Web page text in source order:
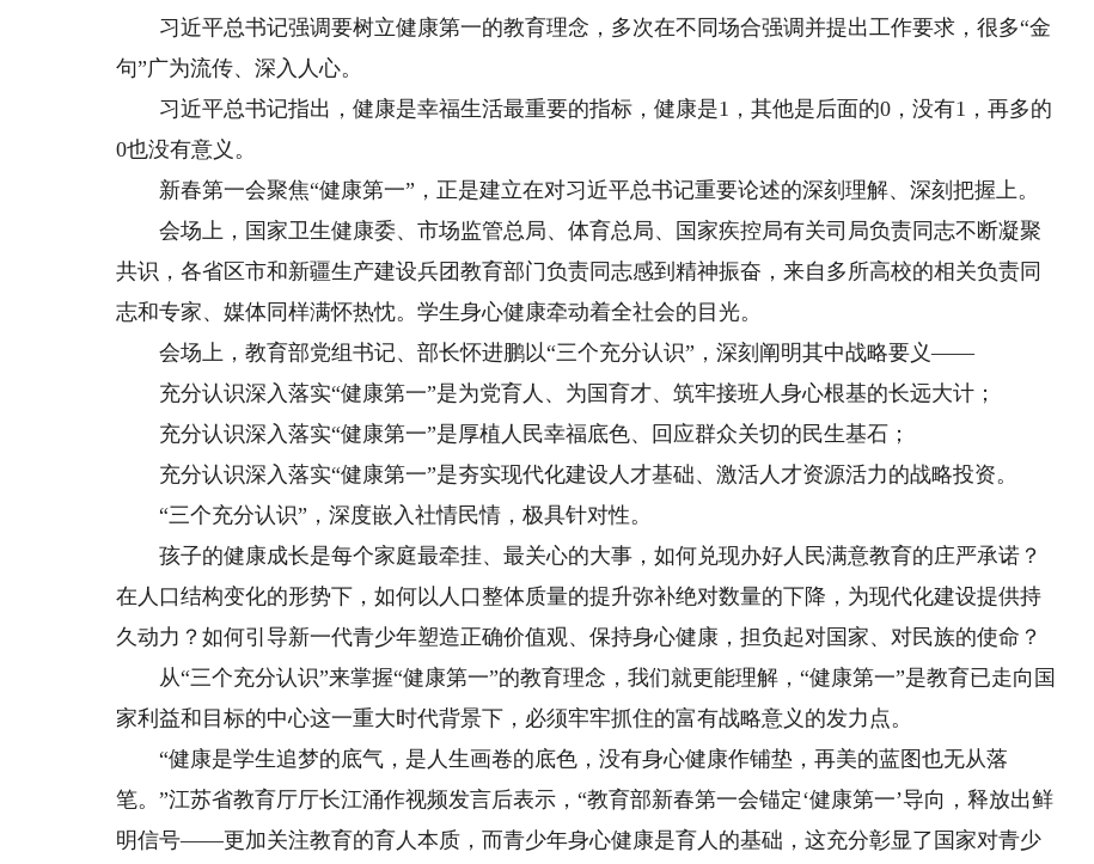
习近平总书记强调要树立健康第一的教育理念，多次在不同场合强调并提出工作要求，很多“金
句”广为流传、深入人心。
习近平总书记指出，健康是幸福生活最重要的指标，健康是1，其他是后面的0，没有1，再多的
0也没有意义。
新春第一会聚焦“健康第一”，正是建立在对习近平总书记重要论述的深刻理解、深刻把握上。
会场上，国家卫生健康委、市场监管总局、体育总局、国家疾控局有关司局负责同志不断凝聚
共识，各省区市和新疆生产建设兵团教育部门负责同志感到精神振奋，来自多所高校的相关负责同
志和专家、媒体同样满怀热忱。学生身心健康牵动着全社会的目光。
会场上，教育部党组书记、部长怀进鹏以“三个充分认识”，深刻阐明其中战略要义——
充分认识深入落实“健康第一”是为党育人、为国育才、筑牢接班人身心根基的长远大计；
充分认识深入落实“健康第一”是厚植人民幸福底色、回应群众关切的民生基石；
充分认识深入落实“健康第一”是夯实现代化建设人才基础、激活人才资源活力的战略投资。
“三个充分认识”，深度嵌入社情民情，极具针对性。
孩子的健康成长是每个家庭最牵挂、最关心的大事，如何兑现办好人民满意教育的庄严承诺？
在人口结构变化的形势下，如何以人口整体质量的提升弥补绝对数量的下降，为现代化建设提供持
久动力？如何引导新一代青少年塑造正确价值观、保持身心健康，担负起对国家、对民族的使命？
从“三个充分认识”来掌握“健康第一”的教育理念，我们就更能理解，“健康第一”是教育已走向国
家利益和目标的中心这一重大时代背景下，必须牢牢抓住的富有战略意义的发力点。
“健康是学生追梦的底气，是人生画卷的底色，没有身心健康作铺垫，再美的蓝图也无从落
笔。”江苏省教育厅厅长江涌作视频发言后表示，“教育部新春第一会锚定‘健康第一’导向，释放出鲜
明信号——更加关注教育的育人本质，而青少年身心健康是育人的基础，这充分彰显了国家对青少